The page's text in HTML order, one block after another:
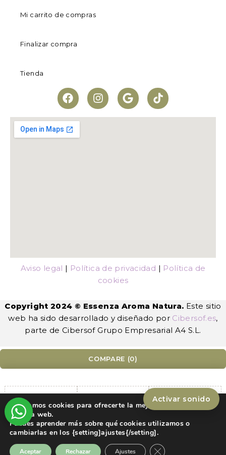
Mi carrito de compras
Finalizar compra
Tienda
Aviso legal | Política de privacidad | Política de
cookies
Copyright 2024 © Essenza Aroma Natura. Este sitio
web ha sido desarrollado y diseñado por Cibersof.es,
parte de Cibersof Grupo Empresarial A4 S.L.
Utilizamos cookies para ofrecerte la mejor experiencia en
nuestra web.
Puedes aprender más sobre qué cookies utilizamos o
cambiarlas en los {setting]ajustes{/setting].
Aceptar Rechazar Ajustes Cerrar el banner de
Activar sonido
COMPARE (0)
Remove all products